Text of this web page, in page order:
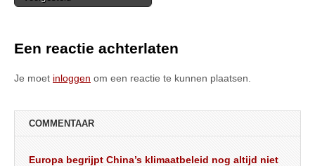
Een reactie achterlaten
Je moet inloggen om een reactie te kunnen plaatsen.
COMMENTAAR
Europa begrijpt China’s klimaatbeleid nog altijd niet